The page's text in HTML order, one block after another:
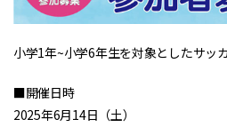
小学1年~小学6年生を対象としたサッ
■開催日時
2025年6月14日（土）